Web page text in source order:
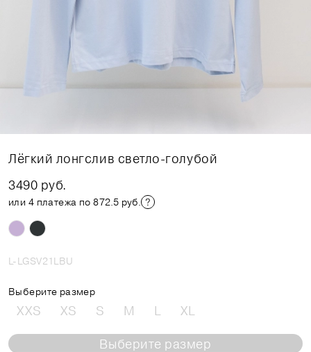
Лёгкий лонгслив светло-голубой
3490 руб.
или 4 платежа по 872.5 руб.
L-LGSV21LBU
Выберите размер
XXS XS S M L XL
Выберите размер